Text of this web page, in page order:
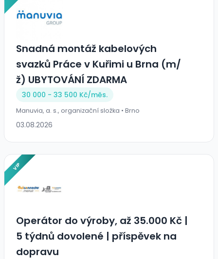
Snadná montáž kabelových
svazků Práce v Kuřimi u Brna (m/
ž) UBYTOVÁNÍ ZDARMA
30 000 - 33 500 Kč/měs.
Manuvia, a. s., organizační složka • Brno
03.08.2026
VIP
Operátor do výroby, až 35.000 Kč |
5 týdnů dovolené | příspěvek na
dopravu